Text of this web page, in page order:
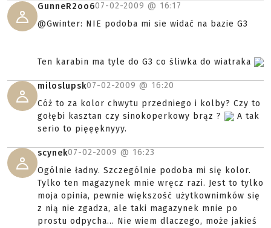
GunneR2oo607-02-2009 @ 16:17
@Gwinter: NIE podoba mi sie widać na bazie G3
Ten karabin ma tyle do G3 co śliwka do wiatraka
miloslupsk07-02-2009 @ 16:20
Cóż to za kolor chwytu przedniego i kolby? Czy to
gołębi kasztan czy sinokoperkowy brąz ?
A tak
serio to pięęęknyyy.
scynek07-02-2009 @ 16:23
Ogólnie ładny. Szczególnie podoba mi się kolor.
Tylko ten magazynek mnie wręcz razi. Jest to tylko
moja opinia, pewnie większość użytkownimków się
z nią nie zgadza, ale taki magazynek mnie po
prostu odpycha... Nie wiem dlaczego, może jakieś